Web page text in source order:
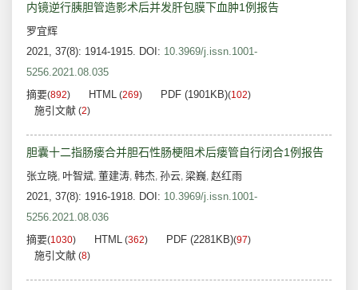
内镜逆行胰胆管造影术后并发肝包膜下血肿1例报告
罗宜辉
2021, 37(8): 1914-1915. DOI: 10.3969/j.issn.1001-
5256.2021.08.035
摘要(892) HTML (269) PDF (1901KB)(102)
施引文献 (2)
胆囊十二指肠瘘合并胆石性肠梗阻术后瘘管自行闭合1例报告
张立晓, 叶智斌, 董建涛, 韩杰, 孙云, 梁巍, 赵红雨
2021, 37(8): 1916-1918. DOI: 10.3969/j.issn.1001-
5256.2021.08.036
摘要(1030) HTML (362) PDF (2281KB)(97)
施引文献 (8)